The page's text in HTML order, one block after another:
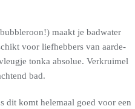
maakt je badwater
voor liefhebbers van aarde-
tonka absolue. Verkruimel
bad.
dit komt helemaal goed voor een